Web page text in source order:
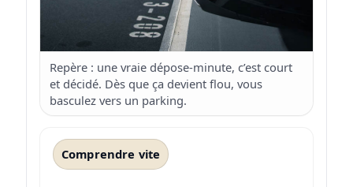
Repère : une vraie dépose-minute, c’est court
et décidé. Dès que ça devient flou, vous
basculez vers un parking.
Comprendre vite